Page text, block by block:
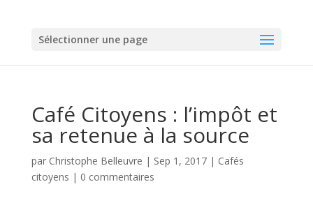
Sélectionner une page
Café Citoyens : l’impôt et
sa retenue à la source
par Christophe Belleuvre | Sep 1, 2017| Cafés
citoyens | 0 commentaires